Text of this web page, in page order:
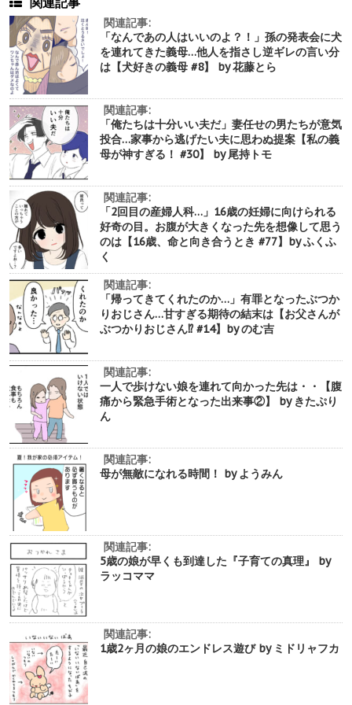
関連記事:
「なんであの人はいいのよ？！」孫の発表会に犬
を連れてきた義母…他人を指さし逆ギレの言い分
は【犬好きの義母 #8】 by 花藤とら
関連記事:
「俺たちは十分いい夫だ」妻任せの男たちが意気
投合…家事から逃げたい夫に思わぬ提案【私の義
母が神すぎる！ #30】 by 尾持トモ
関連記事:
「2回目の産婦人科…」16歳の妊婦に向けられる
好奇の目。お腹が大きくなった先を想像して思う
のは【16歳、命と向き合うとき #77】by ふくふ
く
関連記事:
「帰ってきてくれたのか…」有罪となったぶつか
りおじさん…甘すぎる期待の結末は【お父さんが
ぶつかりおじさん⁉︎ #14】by のむ吉
関連記事:
一人で歩けない娘を連れて向かった先は・・【腹
痛から緊急手術となった出来事②】 by きたぷり
ん
関連記事:
母が無敵になれる時間！ by ようみん
関連記事:
5歳の娘が早くも到達した『子育ての真理』 by
ラッコママ
関連記事:
1歳2ヶ月の娘のエンドレス遊び by ミドリャフカ